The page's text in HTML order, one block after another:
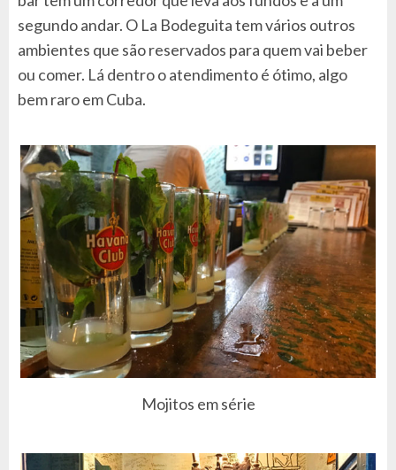
segundo andar. O La Bodeguita tem vários outros
ambientes que são reservados para quem vai beber
ou comer. Lá dentro o atendimento é ótimo, algo
bem raro em Cuba.
Mojitos em série